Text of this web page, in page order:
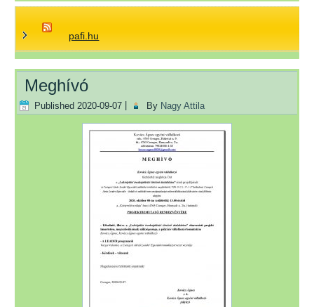
pafi.hu
Meghívó
Published 2020-09-07 By Nagy Attila